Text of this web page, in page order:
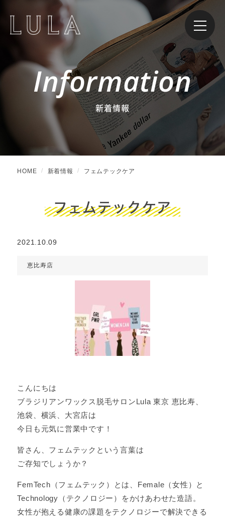
Information
新着情報
HOME 新着情報 フェムテックケア
フェムテックケア
2021.10.09
恵比寿店
こんにちは
ブラジリアンワックス脱毛サロンLula 東京 恵比寿、
池袋、横浜、大宮店は
今日も元気に営業中です！
皆さん、フェムテックという言葉は
ご存知でしょうか？
FemTech（フェムテック）とは、Female（女性）と
Technology（テクノロジー）をかけあわせた造語。
女性が抱える健康の課題をテクノロジーで解決できる